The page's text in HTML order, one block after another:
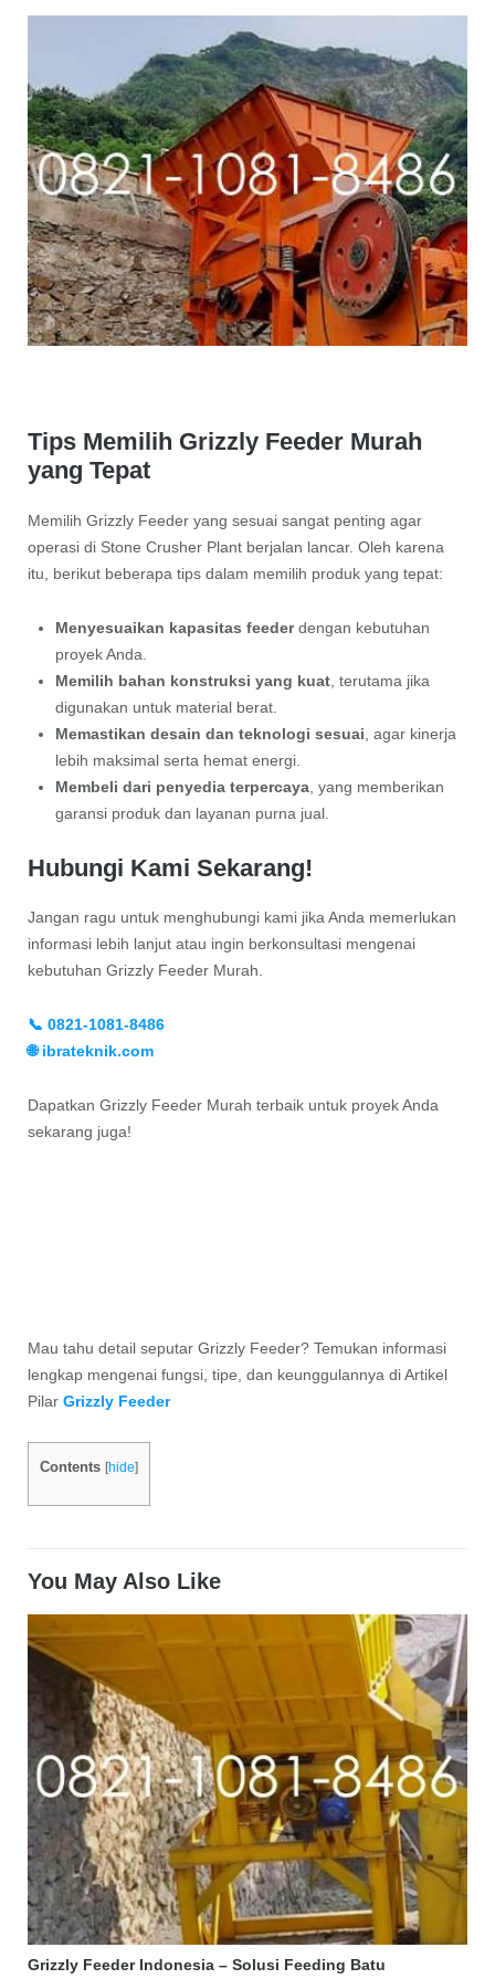
Tips Memilih Grizzly Feeder Murah
yang Tepat
Memilih Grizzly Feeder yang sesuai sangat penting agar
operasi di Stone Crusher Plant berjalan lancar. Oleh karena
itu, berikut beberapa tips dalam memilih produk yang tepat:
Menyesuaikan kapasitas feederdengan kebutuhan
proyek Anda.
Memilih bahan konstruksi yang kuat, terutama jika
digunakan untuk material berat.
Memastikan desain dan teknologi sesuai , agar kinerja
lebih maksimal serta hemat energi.
Membeli dari penyedia terpercaya, yang memberikan
garansi produk dan layanan purna jual.
Hubungi Kami Sekarang!
Jangan ragu untuk menghubungi kami jika Anda memerlukan
informasi lebih lanjut atau ingin berkonsultasi mengenai
kebutuhan Grizzly Feeder Murah.
📞 0821-1081-8486
🌐 ibrateknik.com
Dapatkan Grizzly Feeder Murah terbaik untuk proyek Anda
sekarang juga!
Mau tahu detail seputar Grizzly Feeder? Temukan informasi
lengkap mengenai fungsi, tipe, dan keunggulannya di Artikel
Pilar Grizzly Feeder
Contents [hide]
You May Also Like
Grizzly Feeder Indonesia – Solusi Feeding Batu